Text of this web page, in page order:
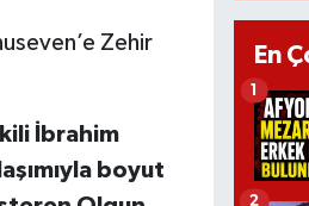
Zehir
İbrahim
boyut
En
1
2